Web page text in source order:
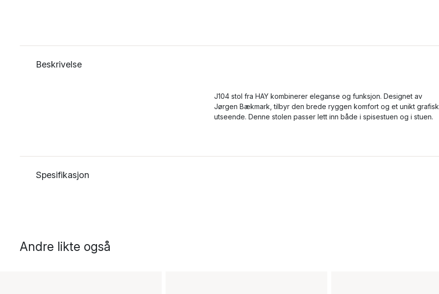
Beskrivelse
J104 stol fra HAY kombinerer eleganse og funksjon. Designet av
Jørgen Bækmark, tilbyr den brede ryggen komfort og et unikt grafisk
utseende. Denne stolen passer lett inn både i spisestuen og i stuen.
Spesifikasjon
Andre likte også